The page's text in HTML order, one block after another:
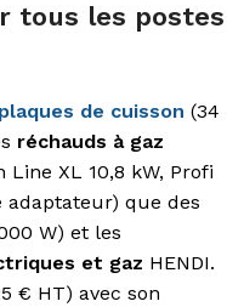
tous les postes
de cuisson (34
réchauds à gaz
XL 10,8 kW, Profi
adaptateur) que des
W) et les
et gaz HENDI.
€ HT) avec son